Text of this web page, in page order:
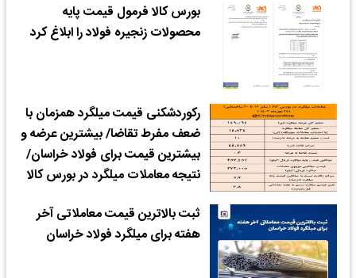
بورس کالا فرمول قیمت پایه
محصولات زنجیره فولاد را ابلاغ کرد
رکوردشکنی قیمت میلگرد همزمان با
ضعف مفرط تقاضا/ بیشترین عرضه و
بیشترین قیمت برای فولاد خراسان/
نتیجه معاملات میلگرد در بورس کالا
ثبت بالاترین قیمت معاملاتی آخر
هفته برای میلگرد فولاد خراسان